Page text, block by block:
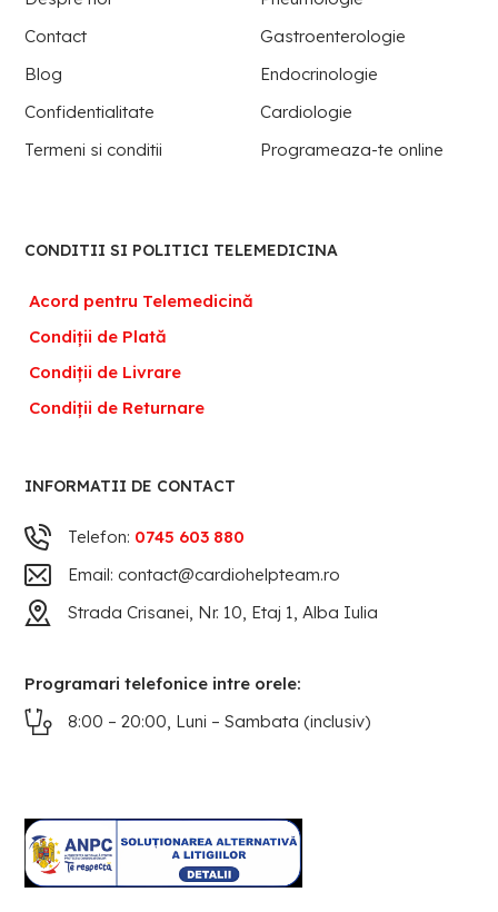
Contact
Gastroenterologie
Blog
Endocrinologie
Confidentialitate
Cardiologie
Termeni si conditii
Programeaza-te online
CONDITII SI POLITICI TELEMEDICINA
Acord pentru Telemedicină
Condiții de Plată
Condiții de Livrare
Condiții de Returnare
INFORMATII DE CONTACT
Telefon: 0745 603 880
Email: contact@cardiohelpteam.ro
Strada Crisanei, Nr. 10, Etaj 1, Alba Iulia
Programari telefonice intre orele:
8:00 – 20:00, Luni – Sambata (inclusiv)